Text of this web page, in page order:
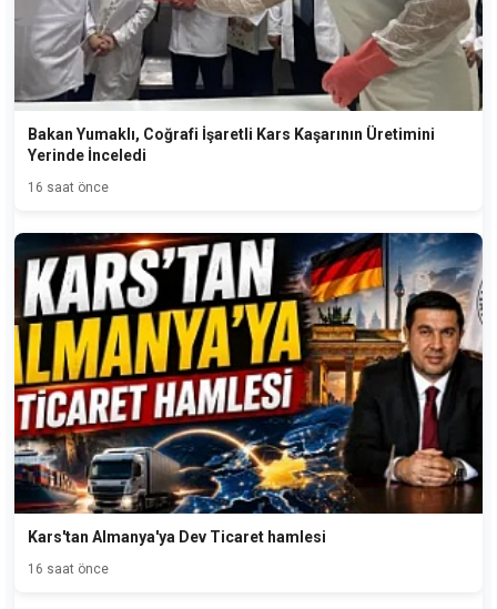
Bakan Yumaklı, Coğrafi İşaretli Kars Kaşarının Üretimini
Yerinde İnceledi
16 saat önce
Kars'tan Almanya'ya Dev Ticaret hamlesi
16 saat önce